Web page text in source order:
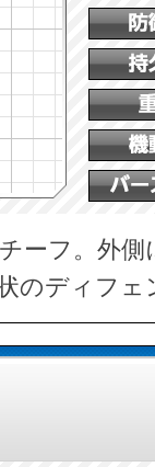
ーフ。外
のディフ